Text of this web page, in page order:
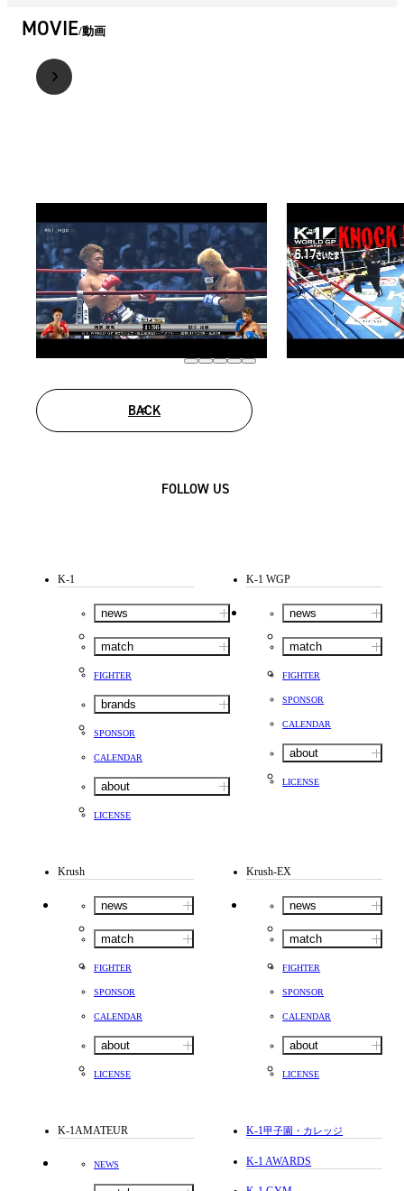
MOVIE 動画
BACK
FOLLOW US
K-1
news
match
FIGHTER
brands
SPONSOR
CALENDAR
about
LICENSE
K-1 WGP
news
match
FIGHTER
SPONSOR
CALENDAR
about
LICENSE
Krush
news
match
FIGHTER
SPONSOR
CALENDAR
about
LICENSE
Krush-EX
news
match
FIGHTER
SPONSOR
CALENDAR
about
LICENSE
K-1AMATEUR
NEWS
K-1甲子園・カレッジ
K-1 AWARDS